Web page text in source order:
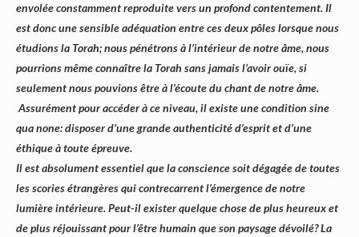
envolée constamment reproduite vers un profond contentement. Il
est donc une sensible adéquation entre ces deux pôles lorsque nous
étudions la Torah; nous pénétrons à l’intérieur de notre âme, nous
pourrions même connaître la Torah sans jamais l’avoir ouïe, si
seulement nous pouvions être à l’écoute du chant de notre âme.
Assurément pour accéder à ce niveau, il existe une condition sine
qua none: disposer d’une grande authenticité d’esprit et d’une
éthique à toute épreuve.
Il est absolument essentiel que la conscience soit dégagée de toutes
les scories étrangères qui contrecarrent l’émergence de notre
lumière intérieure. Peut-il exister quelque chose de plus heureux et
de plus réjouissant pour l’être humain que son paysage dévoilé? La